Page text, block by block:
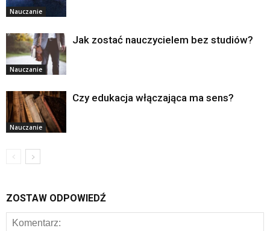
Nauczanie
Nauczanie
Jak zostać nauczycielem bez studiów?
Nauczanie
Czy edukacja włączająca ma sens?
ZOSTAW ODPOWIEDŹ